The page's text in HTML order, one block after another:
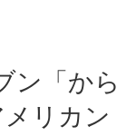
ン「から
リカン